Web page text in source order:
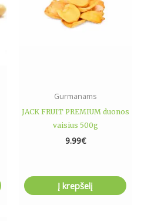
Gurmanams
JACK FRUIT PREMIUM duonos
vaisius 500g
9.99€
Į krepšelį